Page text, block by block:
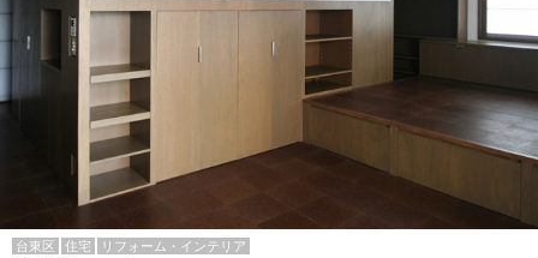
台東区 住宅 リフォーム・インテリア